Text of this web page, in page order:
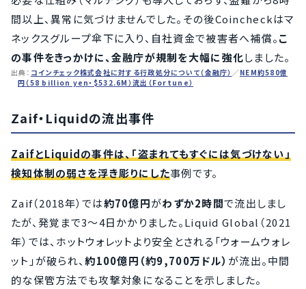
間以上、異常に気づけませんでした。その後Coincheckはマ
ネックスグループ傘下に入り、自社資金で被害者へ補償。こ
の事件をきっかけに、金融庁が規制を大幅に強化しました。
出典： コインチェック株式会社に対する行政処分について（金融庁） ／NEM約580億
円（58 billion yen・$532.6M）流出（Fortune）
Zaif・Liquidの流出事件
ZaifとLiquidの事件は、「盗まれてもすぐには気づけない」
検知体制の弱さを浮き彫りにした事例です。
Zaif（2018年）では約70億円がわずか2時間で流出しまし
たが、発覚まで3〜4日かかりました。Liquid Global（2021
年）では、ホットウォレットより安全とされる「ウォームウォレ
ット」が破られ、約100億円（約9,700万ドル） が流出。中間
的な保管方法でも攻撃対象になることを示しました。